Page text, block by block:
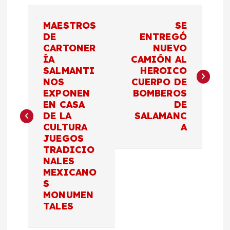
g
MAESTROS
DE
CARTONER
ÍA
SALMANTI
NOS
EXPONEN
EN CASA
DE LA
CULTURA
JUEGOS
TRADICIO
NALES
MEXICANO
S
MONUMEN
TALES
SE
ENTREGÓ
NUEVO
CAMIÓN AL
HEROICO
CUERPO DE
BOMBEROS
DE
SALAMANC
A